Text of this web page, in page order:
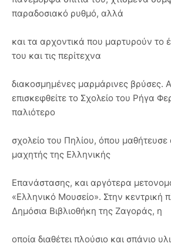
παραδοσιακό ρυθμό, αλλά
και τα αρχοντικά που μαρτυρούν το
του και τις περίτεχνα
διακοσμημένες μαρμάρινες βρύσες.
επισκεφθείτε το Σχολείο του Ρήγα
παλιότερο
σχολείο του Πηλίου, όπου
μαχητής της Ελληνικής
Επανάστασης, και αργότερα
«Ελληνικό Μουσείο». Στην κεντρική
Δημόσια Βιβλιοθήκη της Ζαγοράς, η
οποία διαθέτει πλούσιο και σπάνιο